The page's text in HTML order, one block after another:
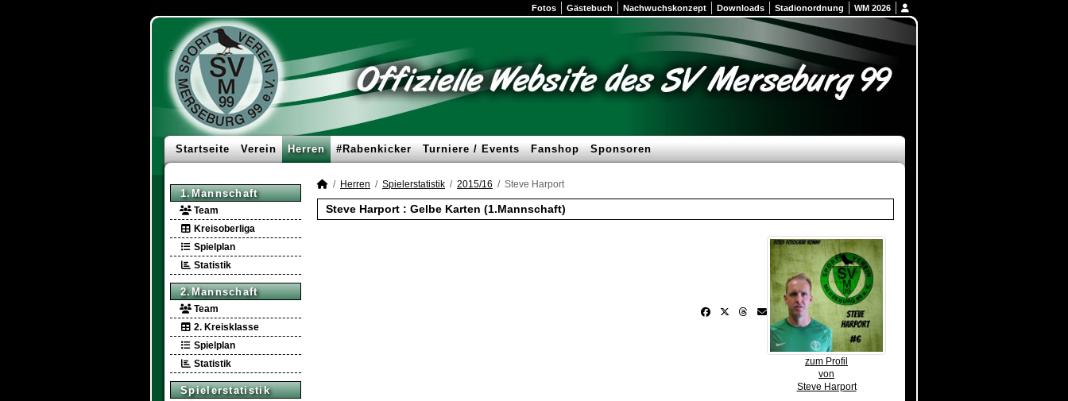
Fotos Gästebuch Nachwuchskonzept Downloads Stadionordnung WM 2026
Startseite Verein Herren #Rabenkicker Turniere / Events Fanshop Sponsoren
1.Mannschaft
Team
Kreisoberliga
Spielplan
Statistik
2.Mannschaft
Team
2. Kreisklasse
Spielplan
Statistik
Spielerstatistik
Herren Spielerstatistik 2015/16 Steve Harport
Steve Harport : Gelbe Karten (1.Mannschaft)
zum Profil
von
Steve Harport